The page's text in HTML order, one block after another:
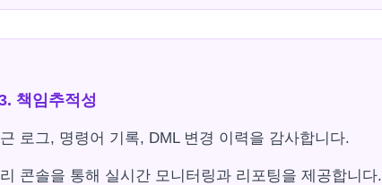
책임추적성
로그, 명령어 기록, DML 변경 이력을 감사합니다.
콘솔을 통해 실시간 모니터링과 리포팅을 제공합니다.